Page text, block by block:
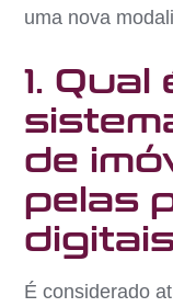
uma nova
1.
de
pelas
É considerado